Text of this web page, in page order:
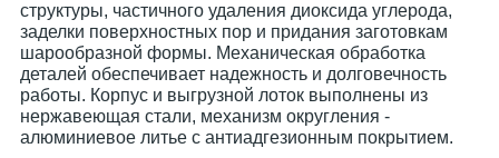
структуры, частичного удаления диоксида углерода,
заделки поверхностных пор и придания заготовкам
шарообразной формы. Механическая обработка
деталей обеспечивает надежность и долговечность
работы. Корпус и выгрузной лоток выполнены из
нержавеющая стали, механизм округления -
алюминиевое литье с антиадгезионным покрытием.